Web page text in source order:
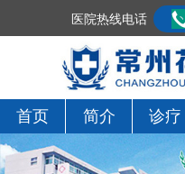
首页 简介 诊疗
医院热线电话